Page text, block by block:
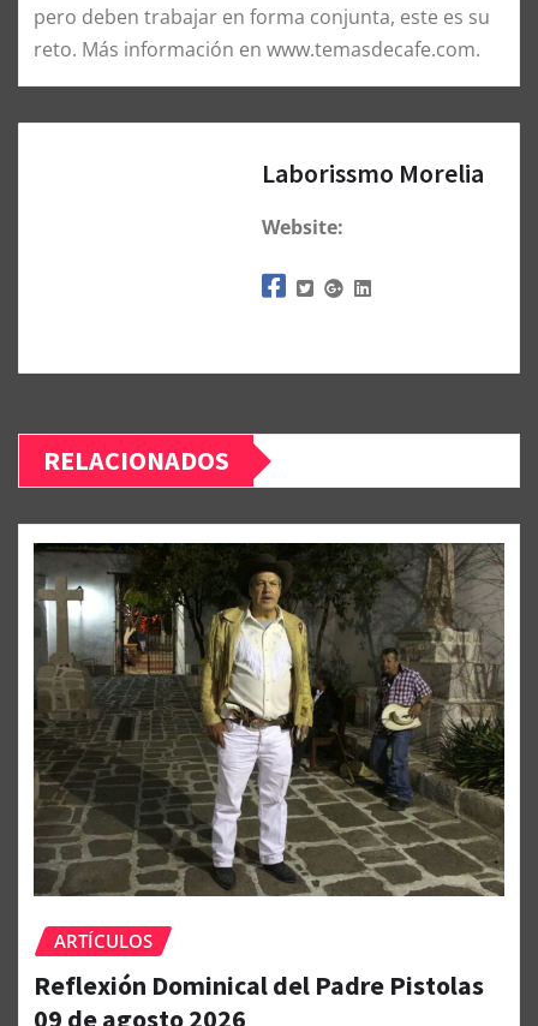
pero deben trabajar en forma conjunta, este es su
reto. Más información en www.temasdecafe.com.
Laborissmo Morelia
Website:
RELACIONADOS
ARTÍCULOS
Reflexión Dominical del Padre Pistolas
09 de agosto 2026